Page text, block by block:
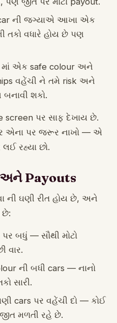
ની જગ્યાએ આખા એક
તકો વધારે હોય છે પણ
એક safe colour અને
વહેંચી ને તમે risk અને
શકો.
screen પર સાફ દેખાય છે.
એના પર જરૂર નાખો — એ
રહ્યા છો.
Payouts
ની ઘણી રીત હોય છે, અને
છે:
બધું — સૌથી મોટો
વાર.
ની બધી cars — નાનો
સારી.
cars પર વહેંચી દો — કોઈ
મળતી રહે છે.